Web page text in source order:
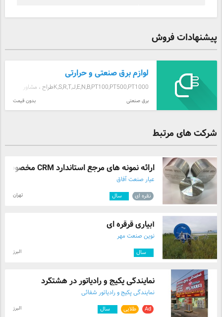
پیشنهادات فروش
لوازم برق صنعتی و حرارتی
K,S,R,T,J,E,N,B,PT100,PT500,PT1000طراح ، مشاور
وتولید کننده انواع ترموکوپل های و انواع ترموکوپل های
ضد انفجار،سیمانی،کاشی و سرامیک،ضد اسید،هد دار به
برق صنعتی بدون قیمت
شرکت های مرتبط
ارائه نمونه های مرجع استاندارد CRM مخصوص ...
عیار صنعت آفاق
نقره ای سال تهران
آبیاری قرقره ای
نوین صنعت مهر
سال البرز
نمایندگی پکیج و رادیاتور در هشتگرد
نمایندگی پکیج و رادیاتور شفائی
Ad طلایی سال البرز